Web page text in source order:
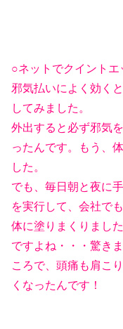
○ネットでクイントエ
邪気払いによく効く
してみました。
外出すると必ず邪気
ったんです。もう、
した。
でも、毎日朝と夜に
を実行して、会社で
体に塗りまくりまし
ですよね・・・驚き
ころで、頭痛も肩こ
くなったんです！